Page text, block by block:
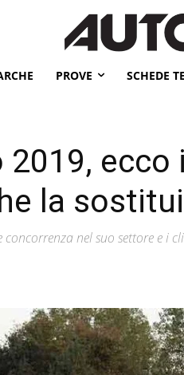
PROVE SCHEDE
2019, ecco
la
nel suo settore e i